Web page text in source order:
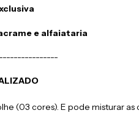
e alfaiataria
(03 cores). E pode misturar as